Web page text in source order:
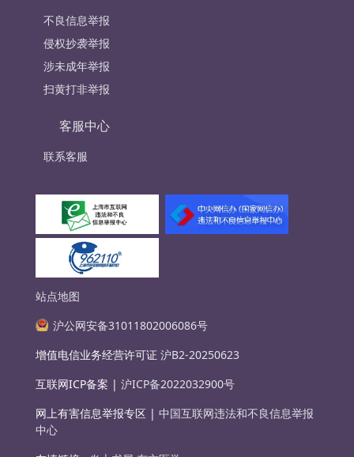
不良信息举报
侵权抄袭举报
涉未成年举报
扫黄打非举报
客服中心
联系客服
站点地图
沪公网安备31011802006086号
增值电信业务经营许可证 沪B2-20250623
互联网ICP备案 | 沪ICP备2022032900号
网上有害信息举报专区 | 中国互联网违法和不良信息举报
中心